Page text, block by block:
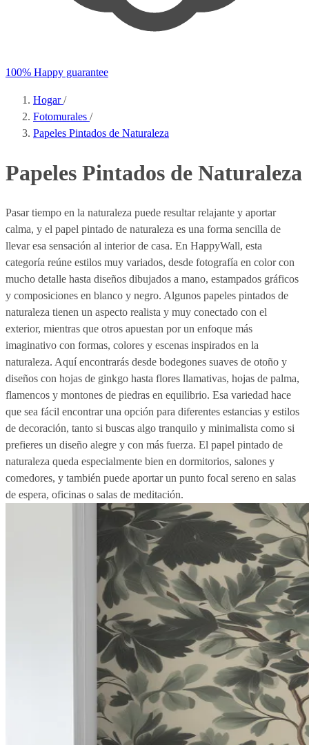
100% Happy guarantee
Hogar/
Fotomurales /
Papeles Pintados de Naturaleza
Papeles Pintados de Naturaleza
Pasar tiempo en la naturaleza puede resultar relajante y aportar
calma, y el papel pintado de naturaleza es una forma sencilla de
llevar esa sensación al interior de casa. En HappyWall, esta
categoría reúne estilos muy variados, desde fotografía en color con
mucho detalle hasta diseños dibujados a mano, estampados gráficos
y composiciones en blanco y negro. Algunos papeles pintados de
naturaleza tienen un aspecto realista y muy conectado con el
exterior, mientras que otros apuestan por un enfoque más
imaginativo con formas, colores y escenas inspirados en la
naturaleza. Aquí encontrarás desde bodegones suaves de otoño y
diseños con hojas de ginkgo hasta flores llamativas, hojas de palma,
flamencos y montones de piedras en equilibrio. Esa variedad hace
que sea fácil encontrar una opción para diferentes estancias y estilos
de decoración, tanto si buscas algo tranquilo y minimalista como si
prefieres un diseño alegre y con más fuerza. El papel pintado de
naturaleza queda especialmente bien en dormitorios, salones y
comedores, y también puede aportar un punto focal sereno en salas
de espera, oficinas o salas de meditación.